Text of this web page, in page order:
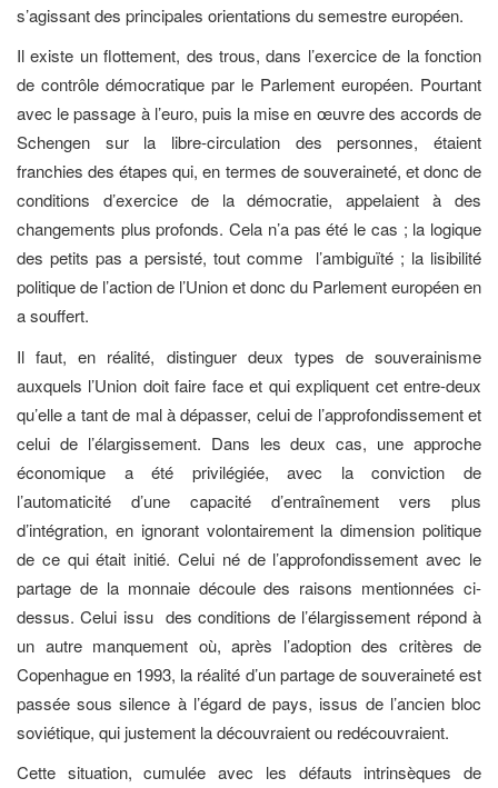
s’agissant des principales orientations du semestre européen.
Il existe un flottement, des trous, dans l’exercice de la fonction
de contrôle démocratique par le Parlement européen. Pourtant
avec le passage à l’euro, puis la mise en œuvre des accords de
Schengen sur la libre-circulation des personnes, étaient
franchies des étapes qui, en termes de souveraineté, et donc de
conditions d’exercice de la démocratie, appelaient à des
changements plus profonds. Cela n’a pas été le cas ; la logique
des petits pas a persisté, tout comme l’ambiguïté ; la lisibilité
politique de l’action de l’Union et donc du Parlement européen en
a souffert.
Il faut, en réalité, distinguer deux types de souverainisme
auxquels l’Union doit faire face et qui expliquent cet entre-deux
qu’elle a tant de mal à dépasser, celui de l’approfondissement et
celui de l’élargissement. Dans les deux cas, une approche
économique a été privilégiée, avec la conviction de
l’automaticité d’une capacité d’entraînement vers plus
d’intégration, en ignorant volontairement la dimension politique
de ce qui était initié. Celui né de l’approfondissement avec le
partage de la monnaie découle des raisons mentionnées ci-
dessus. Celui issu des conditions de l’élargissement répond à
un autre manquement où, après l’adoption des critères de
Copenhague en 1993, la réalité d’un partage de souveraineté est
passée sous silence à l’égard de pays, issus de l’ancien bloc
soviétique, qui justement la découvraient ou redécouvraient.
Cette situation, cumulée avec les défauts intrinsèques de